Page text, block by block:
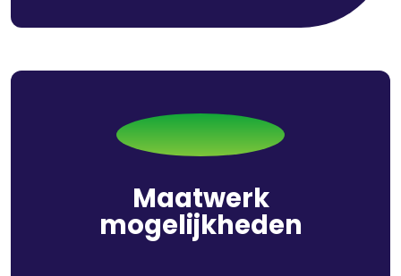
Maatwerk
mogelijkheden